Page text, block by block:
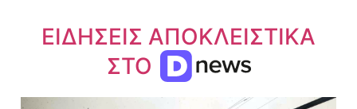
ΕΙΔΗΣΕΙΣ ΑΠΟΚΛΕΙΣΤΙΚΑ
ΣΤΟ